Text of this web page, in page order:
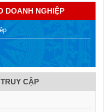
DOANH NGHIỆP
CẬP